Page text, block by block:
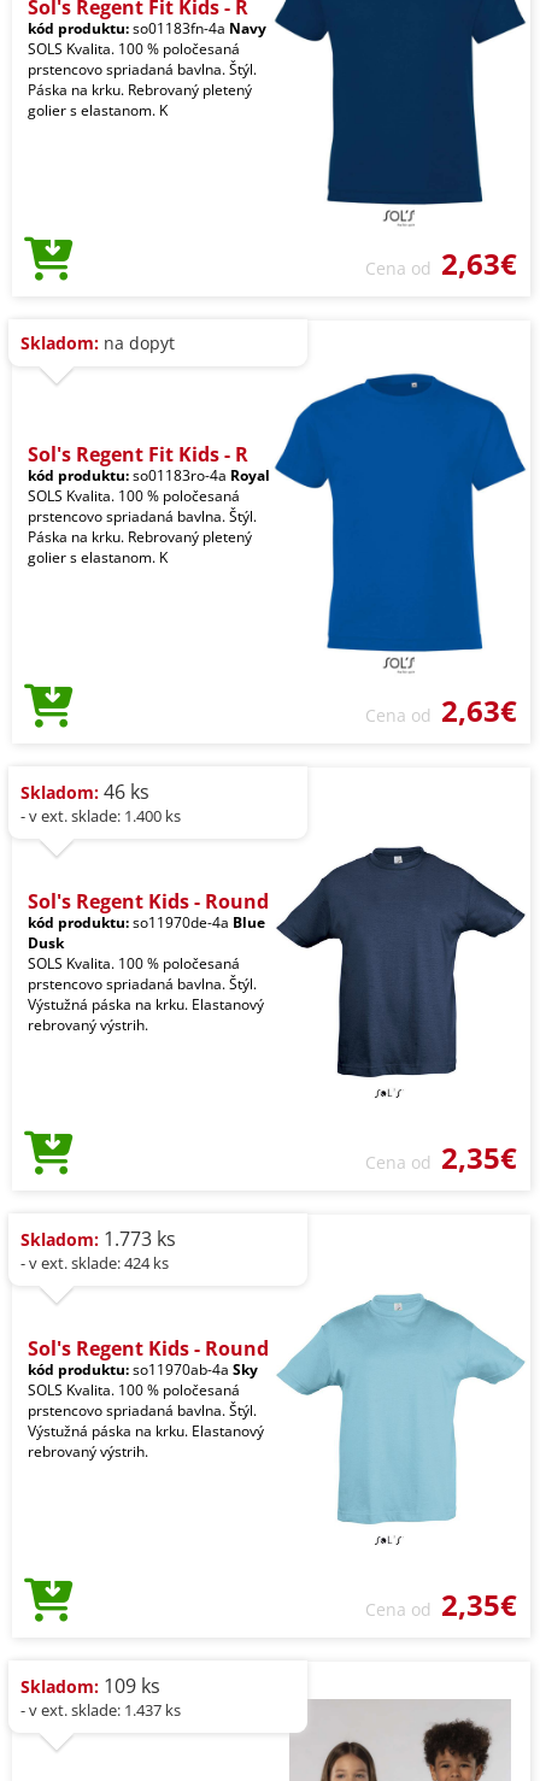
Sol's Regent Fit Kids - R
kód produktu:so01183fn-4a Navy
SOLS Kvalita. 100 % poločesaná
prstencovo spriadaná bavlna. Štýl.
Páska na krku. Rebrovaný pletený
golier s elastanom. K
Cena od 2,63€
Skladom: na dopyt
Sol's Regent Fit Kids - R
kód produktu:so01183ro-4a Royal
SOLS Kvalita. 100 % poločesaná
prstencovo spriadaná bavlna. Štýl.
Páska na krku. Rebrovaný pletený
golier s elastanom. K
Cena od 2,63€
Skladom: 46 ks
- v ext. sklade: 1.400 ks
Sol's Regent Kids - Round
kód produktu:so11970de-4a Blue
Dusk
SOLS Kvalita. 100 % poločesaná
prstencovo spriadaná bavlna. Štýl.
Výstužná páska na krku. Elastanový
rebrovaný výstrih.
Cena od 2,35€
Skladom: 1.773 ks
- v ext. sklade: 424 ks
Sol's Regent Kids - Round
kód produktu:so11970ab-4a Sky
SOLS Kvalita. 100 % poločesaná
prstencovo spriadaná bavlna. Štýl.
Výstužná páska na krku. Elastanový
rebrovaný výstrih.
Cena od 2,35€
Skladom: 109 ks
- v ext. sklade: 1.437 ks